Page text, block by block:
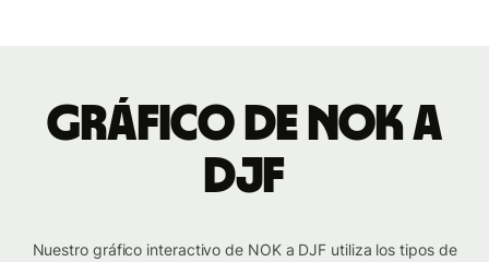
Gráfico de NOK a
DJF
Nuestro gráfico interactivo de NOK a DJF utiliza los tipos de